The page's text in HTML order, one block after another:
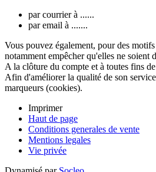
par courrier à ......
par email à .......
Vous pouvez également, pour des
notamment empêcher qu'elles ne soient
A la clôture du compte et à toutes fins
Afin d'améliorer la qualité de son
marqueurs (cookies).
Imprimer
Haut de page
Conditions generales de vente
Mentions legales
Vie privée